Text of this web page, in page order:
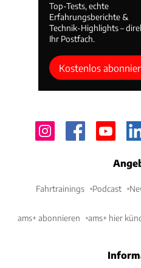
Top-Tests, echte
Erfahrungsberichte &
Technik-Highlights –
Ihr Postfach.
Kostenlos
Fahrtrainings Podcast
ams+ abonnieren ams+ hier